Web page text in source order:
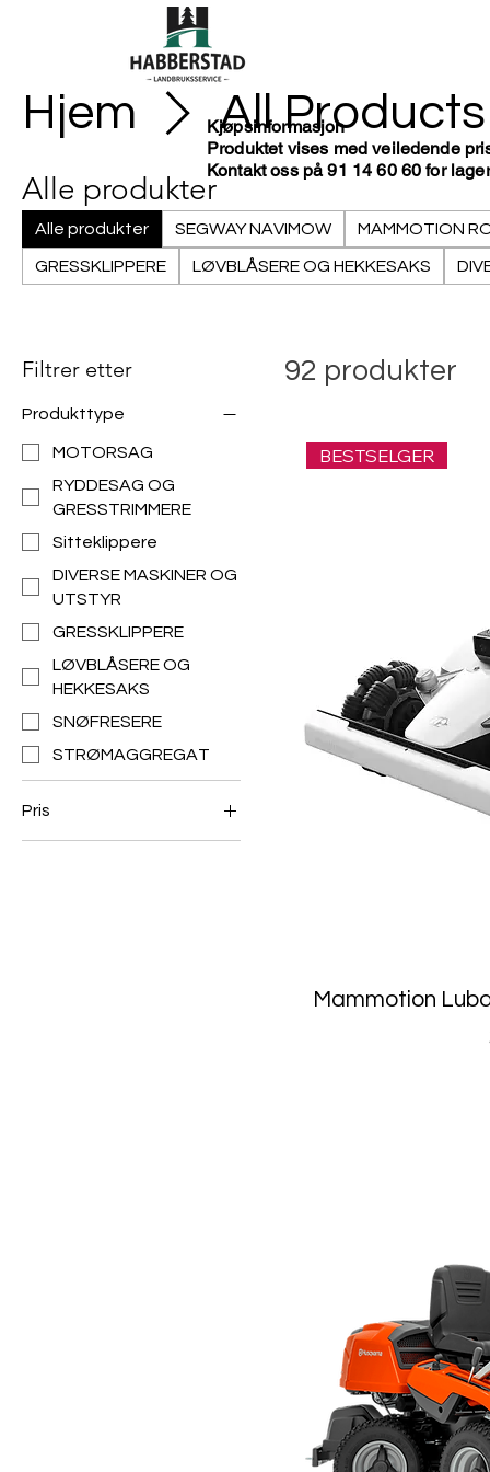
Kjøpsinformasjon
Produktet vises med veiledende
Kontakt oss på 91 14 60 60 for
Hjem All Products
Alle produkter
Alle produkter SEGWAY NAVIMOW MAMMOTION
GRESSKLIPPERE LØVBLÅSERE OG HEKKESAKS
Filtrer etter
Produkttype
MOTORSAG
RYDDESAG OG
GRESSTRIMMERE
Sitteklippere
DIVERSE MASKINER OG
UTSTYR
GRESSKLIPPERE
LØVBLÅSERE OG
HEKKESAKS
SNØFRESERE
STRØMAGGREGAT
Pris
92 produkter
BESTSELGER
Mammotion